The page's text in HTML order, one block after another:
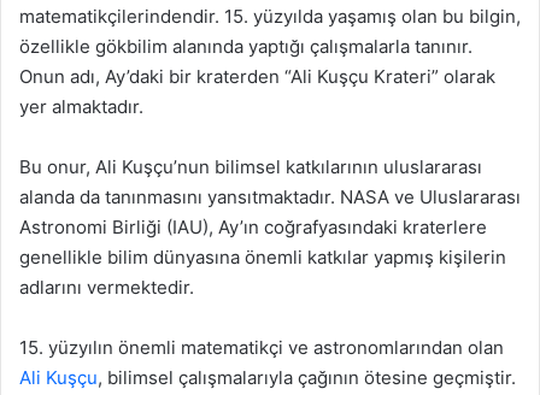
matematikçilerindendir. 15. yüzyılda yaşamış olan bu bilgin,
özellikle gökbilim alanında yaptığı çalışmalarla tanınır.
Onun adı, Ay’daki bir kraterden “Ali Kuşçu Krateri” olarak
yer almaktadır.
Bu onur, Ali Kuşçu’nun bilimsel katkılarının uluslararası
alanda da tanınmasını yansıtmaktadır. NASA ve Uluslararası
Astronomi Birliği (IAU), Ay’ın coğrafyasındaki kraterlere
genellikle bilim dünyasına önemli katkılar yapmış kişilerin
adlarını vermektedir.
15. yüzyılın önemli matematikçi ve astronomlarından olan
Ali Kuşçu, bilimsel çalışmalarıyla çağının ötesine geçmiştir.